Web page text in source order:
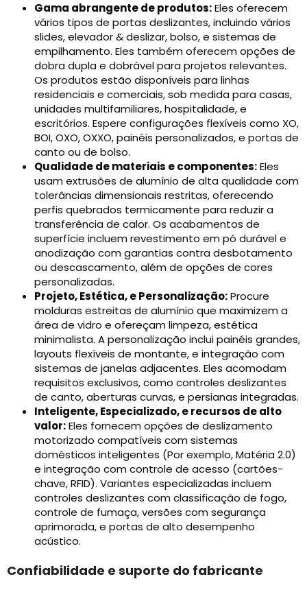
Gama abrangente de produtos:Eles oferecem
vários tipos de portas deslizantes, incluindo vários
slides, elevador & deslizar, bolso, e sistemas de
empilhamento. Eles também oferecem opções de
dobra dupla e dobrável para projetos relevantes.
Os produtos estão disponíveis para linhas
residenciais e comerciais, sob medida para casas,
unidades multifamiliares, hospitalidade, e
escritórios. Espere configurações flexíveis como XO,
BOI, OXO, OXXO, painéis personalizados, e portas de
canto ou de bolso.
Qualidade de materiais e componentes:Eles
usam extrusões de alumínio de alta qualidade com
tolerâncias dimensionais restritas, oferecendo
perfis quebrados termicamente para reduzir a
transferência de calor. Os acabamentos de
superfície incluem revestimento em pó durável e
anodização com garantias contra desbotamento
ou descascamento, além de opções de cores
personalizadas.
Projeto, Estética, e Personalização:Procure
molduras estreitas de alumínio que maximizem a
área de vidro e ofereçam limpeza, estética
minimalista. A personalização inclui painéis grandes,
layouts flexíveis de montante, e integração com
sistemas de janelas adjacentes. Eles acomodam
requisitos exclusivos, como controles deslizantes
de canto, aberturas curvas, e persianas integradas.
Inteligente, Especializado, e recursos de alto
valor:Eles fornecem opções de deslizamento
motorizado compatíveis com sistemas
domésticos inteligentes (Por exemplo, Matéria 2.0)
e integração com controle de acesso (cartões-
chave, RFID). Variantes especializadas incluem
controles deslizantes com classificação de fogo,
controle de fumaça, versões com segurança
aprimorada, e portas de alto desempenho
acústico.
Confiabilidade e suporte do fabricante